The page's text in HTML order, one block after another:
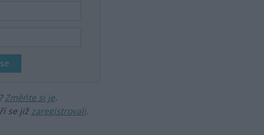
Změňte si je.
se již zaregistrovali.